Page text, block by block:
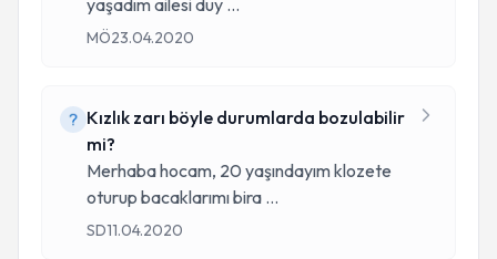
yaşadım ailesi duy ...
MÖ23.04.2020
Kızlık zarı böyle durumlarda bozulabilir
mi?
Merhaba hocam, 20 yaşındayım klozete
oturup bacaklarımı bira ...
SD11.04.2020